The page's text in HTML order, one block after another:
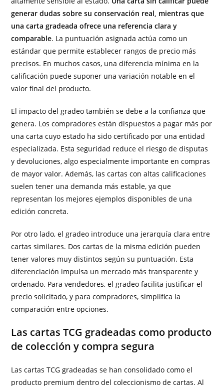
generar dudas sobre su conservación real, mientras que
una carta gradeada ofrece una referencia clara y
comparable. La puntuación asignada actúa como un
estándar que permite establecer rangos de precio más
precisos. En muchos casos, una diferencia mínima en la
calificación puede suponer una variación notable en el
valor final del producto.
El impacto del gradeo también se debe a la confianza que
genera. Los compradores están dispuestos a pagar más por
una carta cuyo estado ha sido certificado por una entidad
especializada. Esta seguridad reduce el riesgo de disputas
y devoluciones, algo especialmente importante en compras
de mayor valor. Además, las cartas con altas calificaciones
suelen tener una demanda más estable, ya que
representan los mejores ejemplos disponibles de una
edición concreta.
Por otro lado, el gradeo introduce una jerarquía clara entre
cartas similares. Dos cartas de la misma edición pueden
tener valores muy distintos según su puntuación. Esta
diferenciación impulsa un mercado más transparente y
ordenado. Para vendedores, el gradeo facilita justificar el
precio solicitado, y para compradores, simplifica la
comparación entre opciones.
Las cartas TCG gradeadas como producto
de colección y compra segura
Las cartas TCG gradeadas se han consolidado como el
producto premium dentro del coleccionismo de cartas. Al